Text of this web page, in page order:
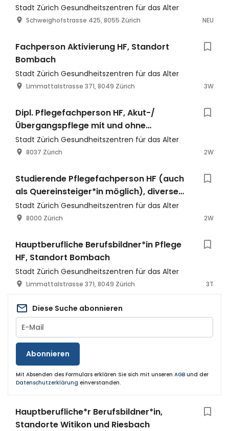
Triemlipark 1 und 2
Stadt Zürich Gesundheitszentren für das Alter
Schweighofstrasse 425, 8055 Zürich NEU
Fachperson Aktivierung HF, Standort
Bombach
Stadt Zürich Gesundheitszentren für das Alter
Limmattalstrasse 371, 8049 Zürich 3W
Dipl. Pflegefachperson HF, Akut-/
Übergangspflege mit und ohne
Schwerpunkt Demenz, Standort Käferbeg
Stadt Zürich Gesundheitszentren für das Alter
8037 Zürich 2W
Studierende Pflegefachperson HF (auch
als Quereinsteiger*in möglich), diverse
Standorte
Stadt Zürich Gesundheitszentren für das Alter
8000 Zürich 2W
Hauptberufliche Berufsbildner*in Pflege
HF, Standort Bombach
Stadt Zürich Gesundheitszentren für das Alter
Limmattalstrasse 371, 8049 Zürich 3T
Diese Suche abonnieren
Abonnieren
Mit Absenden des Formulars erklären Sie sich mit unseren AGB und der
Datenschutzerklärung einverstanden.
Hauptberufliche*r Berufsbildner*in,
Standorte Witikon und Riesbach